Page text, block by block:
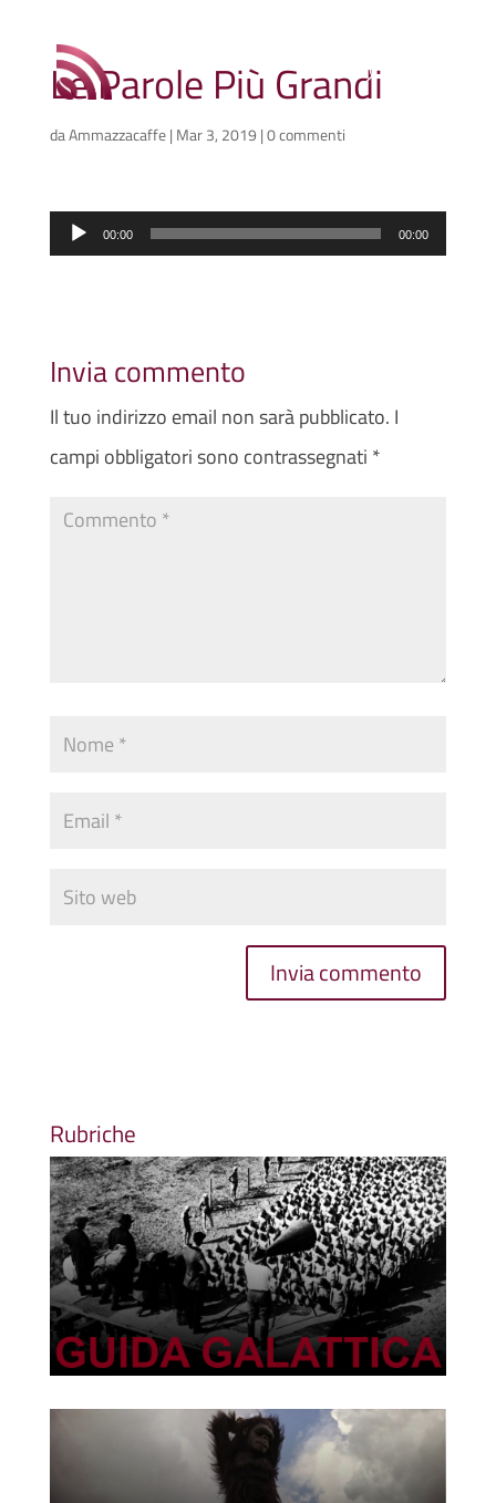
Le Parole Più Grandi
daAmmazzacaffe| Mar 3, 2019 |0 commenti
Audio
00:00 00:00
Invia commento
Il tuo indirizzo email non sarà pubblicato. I
campi obbligatori sono contrassegnati *
Rubriche